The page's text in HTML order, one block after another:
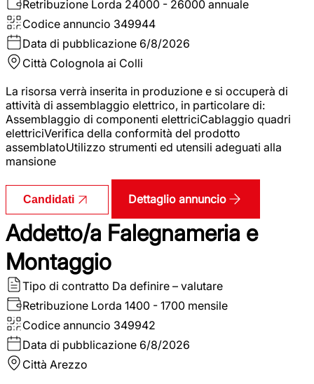
Retribuzione Lorda 24000 - 26000 annuale
Codice annuncio 349944
Data di pubblicazione 6/8/2026
Città Colognola ai Colli
La risorsa verrà inserita in produzione e si occuperà di
attività di assemblaggio elettrico, in particolare di:
Assemblaggio di componenti elettriciCablaggio quadri
elettriciVerifica della conformità del prodotto
assemblatoUtilizzo strumenti ed utensili adeguati alla
mansione
Candidati Dettaglio annuncio
Addetto/a Falegnameria e
Montaggio
Tipo di contratto Da definire – valutare
Retribuzione Lorda 1400 - 1700 mensile
Codice annuncio 349942
Data di pubblicazione 6/8/2026
Città Arezzo